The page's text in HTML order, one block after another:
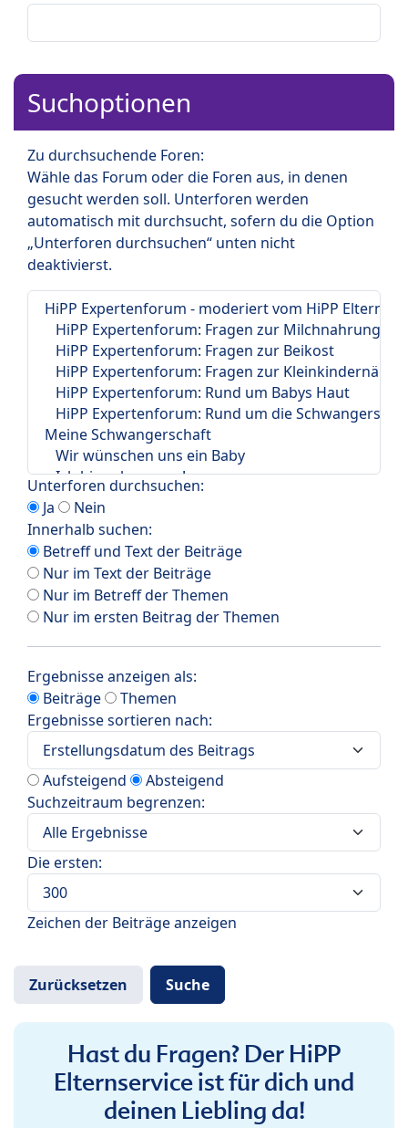
Suchoptionen
Zu durchsuchende Foren:
Wähle das Forum oder die Foren aus, in denen
gesucht werden soll. Unterforen werden
automatisch mit durchsucht, sofern du die Option
„Unterforen durchsuchen“ unten nicht
deaktivierst.
Unterforen durchsuchen:
Ja
Nein
Innerhalb suchen:
Betreff und Text der Beiträge
Nur im Text der Beiträge
Nur im Betreff der Themen
Nur im ersten Beitrag der Themen
Ergebnisse anzeigen als:
Beiträge
Themen
Ergebnisse sortieren nach:
Aufsteigend
Absteigend
Suchzeitraum begrenzen:
Die ersten:
Zeichen der Beiträge anzeigen
Hast du Fragen? Der HiPP
Elternservice ist für dich und
deinen Liebling da!